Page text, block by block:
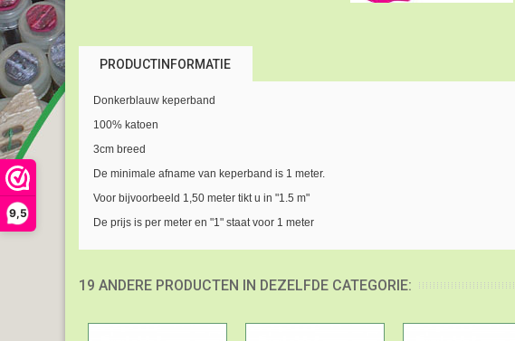
9,5
PRODUCTINFORMATIE
Donkerblauw keperband
100% katoen
3cm breed
De minimale afname van keperband is 1 meter.
Voor bijvoorbeeld 1,50 meter tikt u in "1.5 m"
De prijs is per meter en "1" staat voor 1 meter
19 ANDERE PRODUCTEN IN DEZELFDE CATEGORIE: